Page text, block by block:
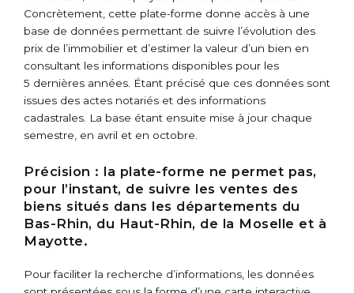
Concrètement, cette plate-forme donne accès à une
base de données permettant de suivre l’évolution des
prix de l’immobilier et d’estimer la valeur d’un bien en
consultant les informations disponibles pour les
5 dernières années. Étant précisé que ces données sont
issues des actes notariés et des informations
cadastrales. La base étant ensuite mise à jour chaque
semestre, en avril et en octobre.
Précision : la plate-forme ne permet pas,
pour l’instant, de suivre les ventes des
biens situés dans les départements du
Bas-Rhin, du Haut-Rhin, de la Moselle et à
Mayotte.
Pour faciliter la recherche d’informations, les données